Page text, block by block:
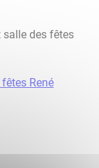
des fêtes
René